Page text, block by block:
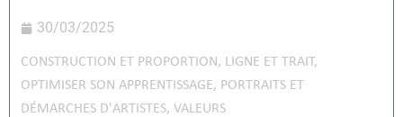
30/03/2025
CONSTRUCTION ET PROPORTION, LIGNE ET TRAIT,
OPTIMISER SON APPRENTISSAGE, PORTRAITS ET
DÉMARCHES D'ARTISTES, VALEURS